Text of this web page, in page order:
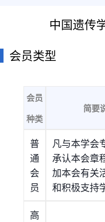
中国遗传
会员类型
会员
种类
简要
普
通
会
员
凡与本学会
承认本会章
加本会有关
和积极支持
高